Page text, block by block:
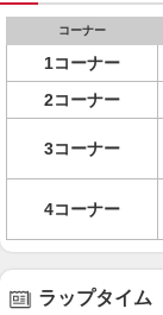
コーナー
1コーナー
2コーナー
3コーナー
4コーナー
ラップタイム